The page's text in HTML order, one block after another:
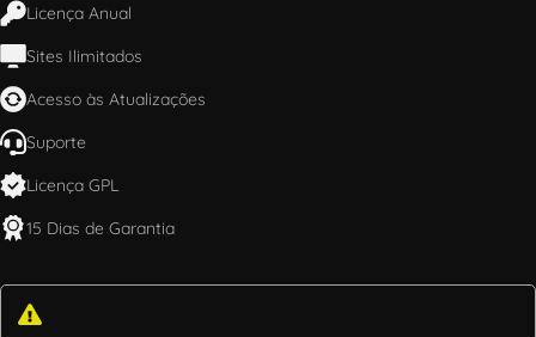
Licença Anual
Sites Ilimitados
Acesso às Atualizações
Suporte
Licença GPL
15 Dias de Garantia